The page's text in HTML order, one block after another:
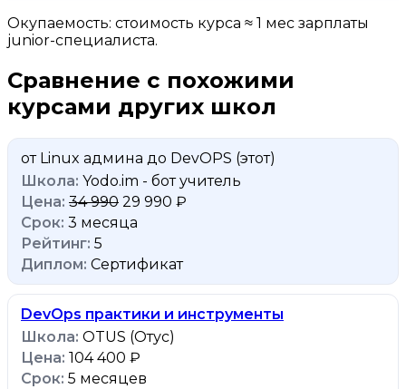
Окупаемость: стоимость курса ≈ 1 мес зарплаты
junior-специалиста.
Сравнение с похожими
курсами других школ
от Linux админа до DevOPS (этот)
Yodo.im - бот учитель
34 990 29 990 ₽
3 месяца
5
Сертификат
DevOps практики и инструменты
OTUS (Отус)
104 400 ₽
5 месяцев